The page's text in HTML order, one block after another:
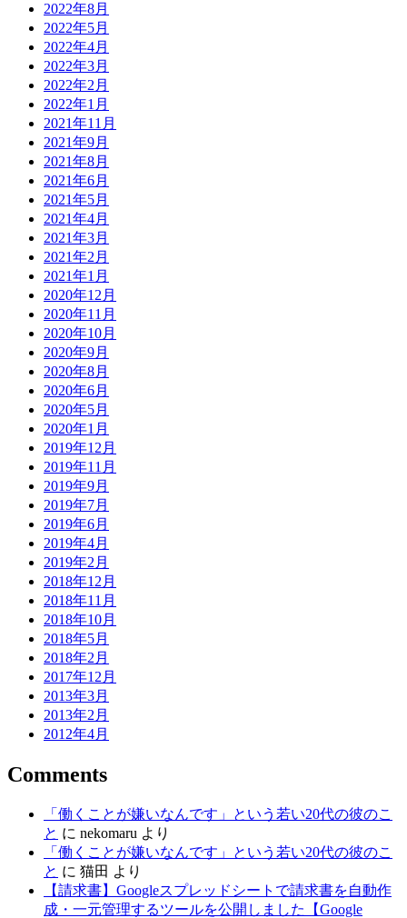
2022年8月
2022年5月
2022年4月
2022年3月
2022年2月
2022年1月
2021年11月
2021年9月
2021年8月
2021年6月
2021年5月
2021年4月
2021年3月
2021年2月
2021年1月
2020年12月
2020年11月
2020年10月
2020年9月
2020年8月
2020年6月
2020年5月
2020年1月
2019年12月
2019年11月
2019年9月
2019年7月
2019年6月
2019年4月
2019年2月
2018年12月
2018年11月
2018年10月
2018年5月
2018年2月
2017年12月
2013年3月
2013年2月
2012年4月
Comments
「働くことが嫌いなんです」という若い20代の彼のこ
と に nekomaru より
「働くことが嫌いなんです」という若い20代の彼のこ
と に 猫田 より
【請求書】Googleスプレッドシートで請求書を自動作
成・一元管理するツールを公開しました【Google